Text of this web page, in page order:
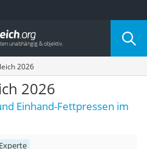
Kategorie
2026
2026
Einhand-Fettpressen im
Experte